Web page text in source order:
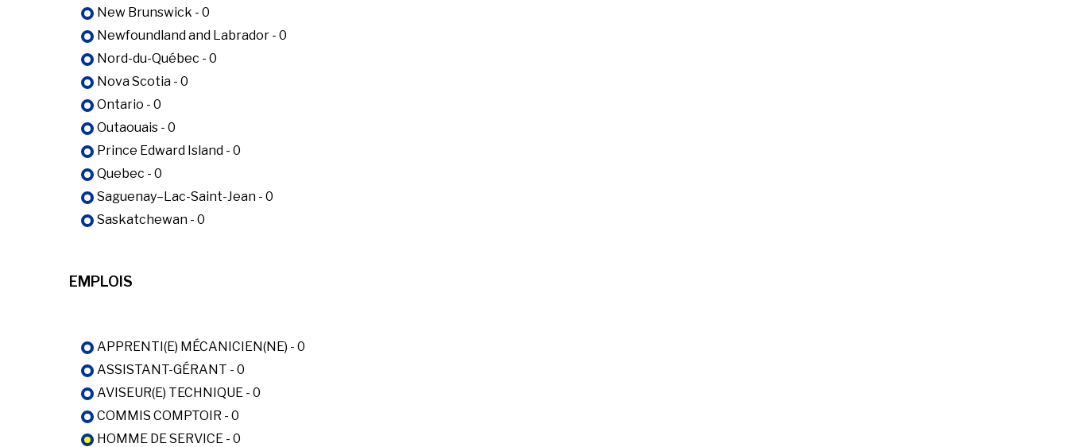
New Brunswick - 0
Newfoundland and Labrador - 0
Nord-du-Québec - 0
Nova Scotia - 0
Ontario - 0
Outaouais - 0
Prince Edward Island - 0
Quebec - 0
Saguenay–Lac-Saint-Jean - 0
Saskatchewan - 0
EMPLOIS
APPRENTI(E) MÉCANICIEN(NE) - 0
ASSISTANT-GÉRANT - 0
AVISEUR(E) TECHNIQUE - 0
COMMIS COMPTOIR - 0
HOMME DE SERVICE - 0